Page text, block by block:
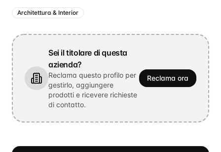
Architettura & Interior
Sei il titolare di questa
azienda?
Reclama questo profilo per
gestirlo, aggiungere
prodotti e ricevere richieste
di contatto.
Reclama ora